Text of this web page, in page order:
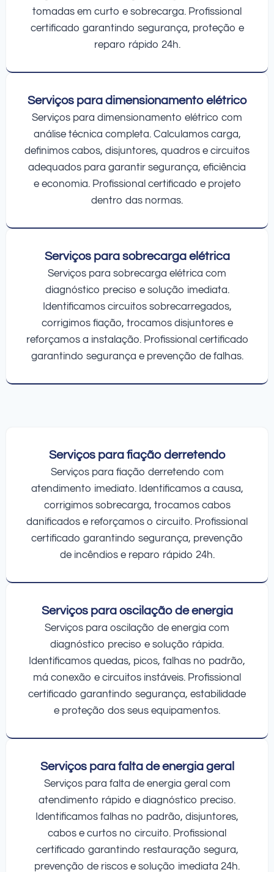
tomadas em curto e sobrecarga. Profissional
certificado garantindo segurança, proteção e
reparo rápido 24h.
Serviços para dimensionamento elétrico
Serviços para dimensionamento elétrico com
análise técnica completa. Calculamos carga,
definimos cabos, disjuntores, quadros e circuitos
adequados para garantir segurança, eficiência
e economia. Profissional certificado e projeto
dentro das normas.
Serviços para sobrecarga elétrica
Serviços para sobrecarga elétrica com
diagnóstico preciso e solução imediata.
Identificamos circuitos sobrecarregados,
corrigimos fiação, trocamos disjuntores e
reforçamos a instalação. Profissional certificado
garantindo segurança e prevenção de falhas.
Serviços para fiação derretendo
Serviços para fiação derretendo com
atendimento imediato. Identificamos a causa,
corrigimos sobrecarga, trocamos cabos
danificados e reforçamos o circuito. Profissional
certificado garantindo segurança, prevenção
de incêndios e reparo rápido 24h.
Serviços para oscilação de energia
Serviços para oscilação de energia com
diagnóstico preciso e solução rápida.
Identificamos quedas, picos, falhas no padrão,
má conexão e circuitos instáveis. Profissional
certificado garantindo segurança, estabilidade
e proteção dos seus equipamentos.
Serviços para falta de energia geral
Serviços para falta de energia geral com
atendimento rápido e diagnóstico preciso.
Identificamos falhas no padrão, disjuntores,
cabos e curtos no circuito. Profissional
certificado garantindo restauração segura,
prevenção de riscos e solução imediata 24h.